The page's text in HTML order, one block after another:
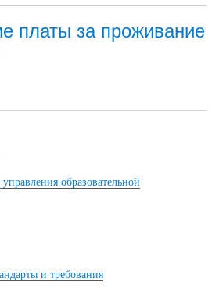
платы за проживание
образовательной
и требования